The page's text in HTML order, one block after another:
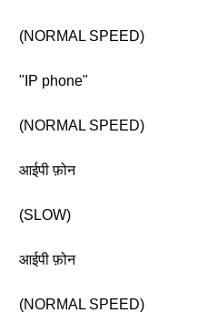
(NORMAL SPEED)
"IP phone"
(NORMAL SPEED)
आईपी फ़ोन
(SLOW)
आईपी फ़ोन
(NORMAL SPEED)